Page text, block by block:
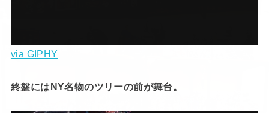
via GIPHY
終盤にはNY名物のツリーの前が舞台。